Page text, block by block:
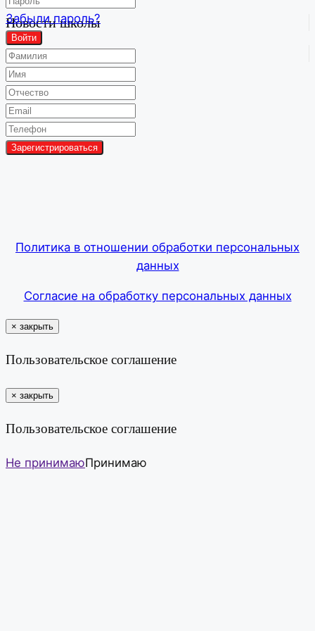
Новости школы
Групповой чат
Забыли пароль?
Войти
Политика в отношении обработки персональных
данных
Согласие на обработку персональных данных
× закрыть
Пользовательское соглашение
× закрыть
Пользовательское соглашение
Не принимаюПринимаю